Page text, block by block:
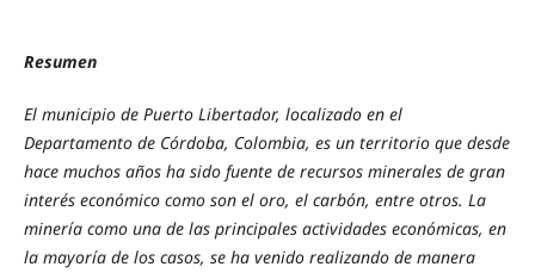
Resumen
El municipio de Puerto Libertador, localizado en el
Departamento de Córdoba, Colombia, es un territorio que desde
hace muchos años ha sido fuente de recursos minerales de gran
interés económico como son el oro, el carbón, entre otros. La
minería como una de las principales actividades económicas, en
la mayoría de los casos, se ha venido realizando de manera